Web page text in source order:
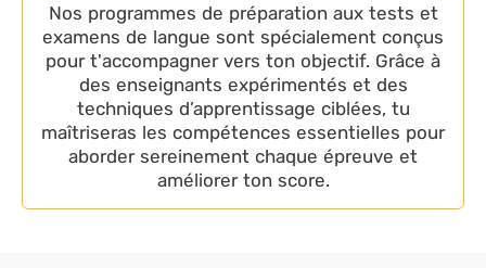
Nos programmes de préparation aux tests et
examens de langue sont spécialement conçus
pour t'accompagner vers ton objectif. Grâce à
des enseignants expérimentés et des
techniques d’apprentissage ciblées, tu
maîtriseras les compétences essentielles pour
aborder sereinement chaque épreuve et
améliorer ton score.